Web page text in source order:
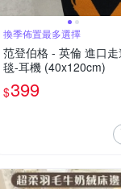
換季佈置最多選擇
范登伯格 - 英倫 進口走
毯-耳機 (40x120cm)
$399